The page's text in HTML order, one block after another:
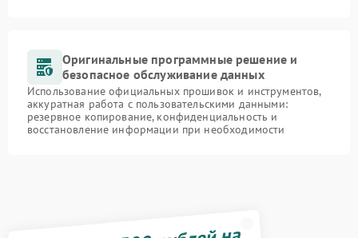
Оригинальные программные решение и
безопасное обслуживание данных
Использование официальных прошивок и инструментов,
аккуратная работа с пользовательскими данными:
резервное копирование, конфиденциальность и
восстановление информации при необходимости